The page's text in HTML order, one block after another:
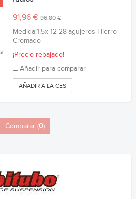
91,96 €96,80 €
Medida:1,5x 12 28 agujeros Hierro
Cromado
¡Precio rebajado!
Añadir para comparar
AÑADIR A LA CESTA
Comparar (0)